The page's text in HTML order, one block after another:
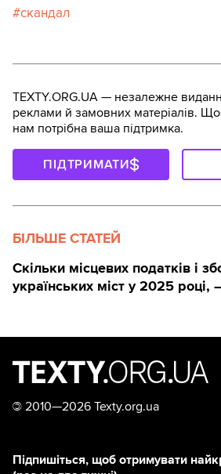
скандал
TEXTY.ORG.UA — незалежне
реклами й замовних матеріалів.
нам потрібна ваша підтримка.
ПІДТРИМАТИ
БІЛЬШЕ СТАТЕЙ
Скільки місцевих податків і
українських міст у 2025 році,
© 2010—2026 Texty.org.ua
Підпишіться, щоб отримувати